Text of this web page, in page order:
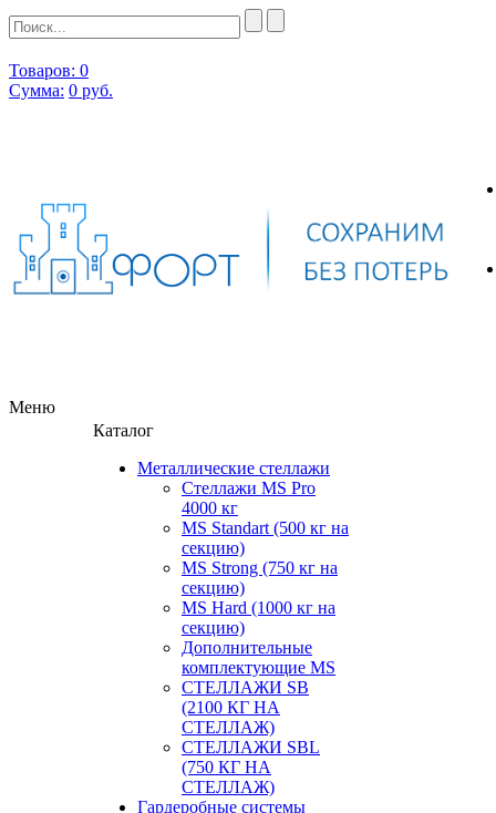
Товаров: 0
Сумма: 0 руб.
Меню
Каталог
Металлические стеллажи
Стеллажи MS Pro
4000 кг
MS Standart (500 кг на
секцию)
MS Strong (750 кг на
секцию)
MS Hard (1000 кг на
секцию)
Дополнительные
комплектующие MS
СТЕЛЛАЖИ SB
(2100 КГ НА
СТЕЛЛАЖ)
СТЕЛЛАЖИ SBL
(750 КГ НА
СТЕЛЛАЖ)
Гардеробные системы